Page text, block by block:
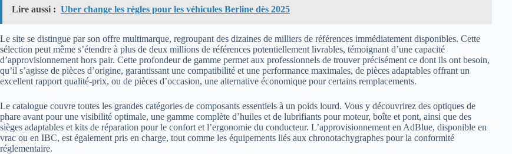
Lire aussi : Uber change les règles pour les véhicules Berline dès 2025
Le site se distingue par son offre multimarque, regroupant des dizaines de milliers de références immédiatement disponibles. Cette
sélection peut même s’étendre à plus de deux millions de références potentiellement livrables, témoignant d’une capacité
d’approvisionnement hors pair. Cette profondeur de gamme permet aux professionnels de trouver précisément ce dont ils ont besoin,
qu’il s’agisse de pièces d’origine, garantissant une compatibilité et une performance maximales, de pièces adaptables offrant un
excellent rapport qualité-prix, ou de pièces d’occasion, une alternative économique pour certains remplacements.
Le catalogue couvre toutes les grandes catégories de composants essentiels à un poids lourd. Vous y découvrirez des optiques de
phare avant pour une visibilité optimale, une gamme complète d’huiles et de lubrifiants pour moteur, boîte et pont, ainsi que des
sièges adaptables et kits de réparation pour le confort et l’ergonomie du conducteur. L’approvisionnement en AdBlue, disponible en
vrac ou en IBC, est également pris en charge, tout comme les équipements liés aux chronotachygraphes pour la conformité
réglementaire.